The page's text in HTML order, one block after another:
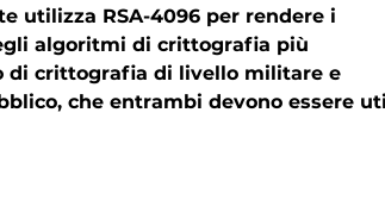
utilizza RSA-4096 per rendere i
algoritmi di crittografia più
di crittografia di livello militare e
che entrambi devono essere